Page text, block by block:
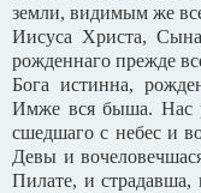
земли, видимым же
Иисуса Христа,
рожденнаго прежде
Бога истинна,
Имже вся быша. Нас
сшедшаго с небес и
Девы и
Пилате, и страдавша,